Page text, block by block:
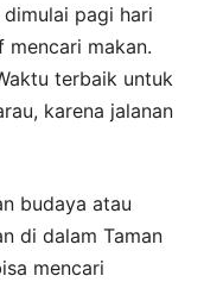
pagi hari
makan.
terbaik untuk
karena jalanan
budaya atau
di dalam Taman
mencari